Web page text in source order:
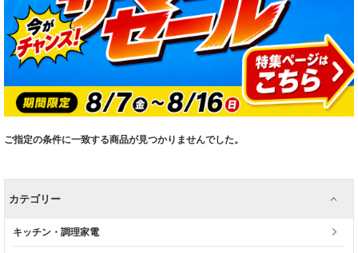
ご指定の条件に一致する商品が見つかりませんでした。
カテゴリー
キッチン・調理家電